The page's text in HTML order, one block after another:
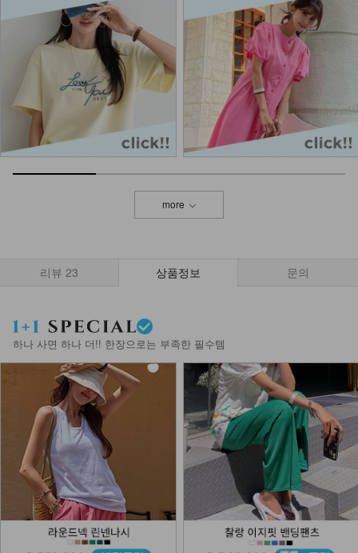
more
리뷰 23 상품정보 문의
하나 사면 하나 더!! 한장으로는 부족한 필수템